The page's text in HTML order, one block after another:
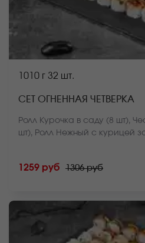
1010 г 32 шт.
СЕТ ОГНЕННАЯ ЧЕТВЕРКА
Ролл Курочка в саду (8 шт),
шт), Ролл Нежный с курицей
может отличаться от фото на
1259 руб 1306 руб